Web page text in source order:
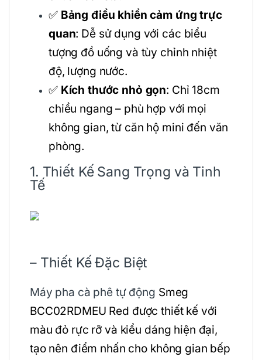
✅ Bảng điều khiển cảm ứng trực
quan: Dễ sử dụng với các biểu
tượng đồ uống và tùy chỉnh nhiệt
độ, lượng nước.
✅ Kích thước nhỏ gọn: Chỉ 18cm
chiều ngang – phù hợp với mọi
không gian, từ căn hộ mini đến văn
phòng.
1. Thiết Kế Sang Trọng và Tinh
Tế
– Thiết Kế Đặc Biệt
Máy pha cà phê tự động Smeg
BCC02RDMEU Red được thiết kế với
màu đỏ rực rỡ và kiểu dáng hiện đại,
tạo nên điểm nhấn cho không gian bếp